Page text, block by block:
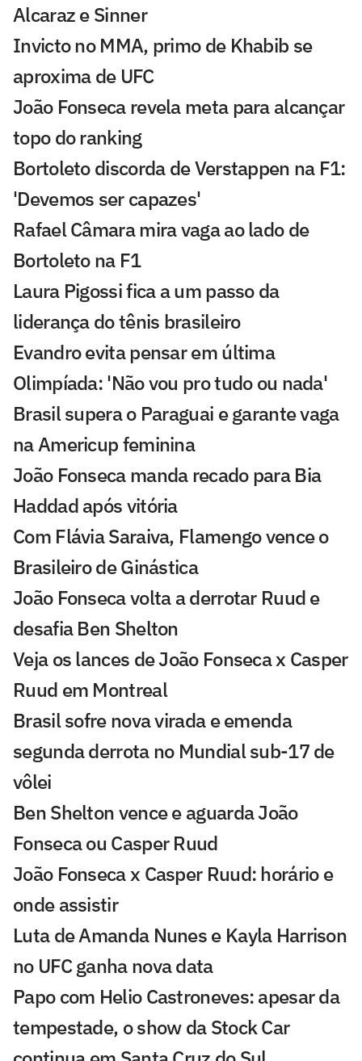
Alcaraz e Sinner
Invicto no MMA, primo de Khabib se
aproxima de UFC
João Fonseca revela meta para alcançar
topo do ranking
Bortoleto discorda de Verstappen na F1:
'Devemos ser capazes'
Rafael Câmara mira vaga ao lado de
Bortoleto na F1
Laura Pigossi fica a um passo da
liderança do tênis brasileiro
Evandro evita pensar em última
Olimpíada: 'Não vou pro tudo ou nada'
Brasil supera o Paraguai e garante vaga
na Americup feminina
João Fonseca manda recado para Bia
Haddad após vitória
Com Flávia Saraiva, Flamengo vence o
Brasileiro de Ginástica
João Fonseca volta a derrotar Ruud e
desafia Ben Shelton
Veja os lances de João Fonseca x Casper
Ruud em Montreal
Brasil sofre nova virada e emenda
segunda derrota no Mundial sub-17 de
vôlei
Ben Shelton vence e aguarda João
Fonseca ou Casper Ruud
João Fonseca x Casper Ruud: horário e
onde assistir
Luta de Amanda Nunes e Kayla Harrison
no UFC ganha nova data
Papo com Helio Castroneves: apesar da
tempestade, o show da Stock Car